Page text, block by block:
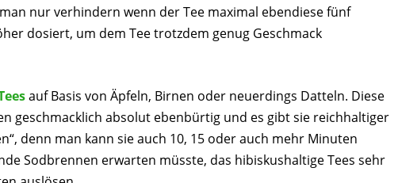
nur verhindern wenn der Tee maximal ebendiese fünf
dosiert, um dem Tee trotzdem genug Geschmack
auf Basis von Äpfeln, Birnen oder neuerdings Datteln. Diese
geschmacklich absolut ebenbürtig und es gibt sie reichhaltiger
denn man kann sie auch 10, 15 oder auch mehr Minuten
Sodbrennen erwarten müsste, das hibiskushaltige Tees sehr